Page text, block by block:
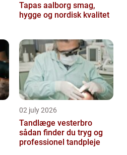
Tapas aalborg smag,
hygge og nordisk kvalitet
02 july 2026
Tandlæge vesterbro
sådan finder du tryg og
professionel tandpleje